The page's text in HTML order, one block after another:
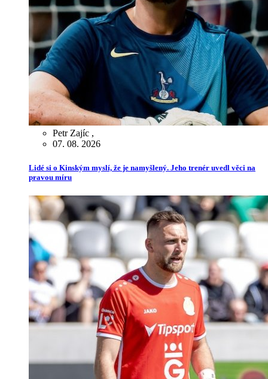
Petr Zajíc ,
07. 08. 2026
Lidé si o Kinským myslí, že je namyšlený. Jeho trenér uvedl věci na
pravou míru